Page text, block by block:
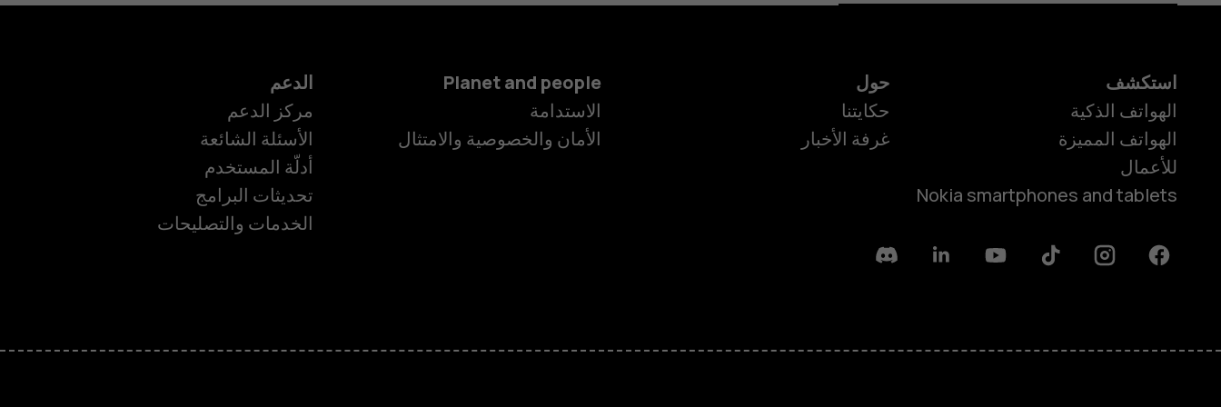
HMD Terra M
استكشف
الهواتف الذكية
الهواتف المميزة
للأعمال
Nokia smartphones and tablets
حول
حكايتنا
غرفة الأخبار
Planet and people
الاستدامة
الأمان والخصوصية والامتثال
الدعم
مركز الدعم
الأسئلة الشائعة
أدلّة المستخدم
تحديثات البرامج
الخدمات والتصليحات
Facebook
Instagram
Tiktok
Youtube
Linkedin
Discord